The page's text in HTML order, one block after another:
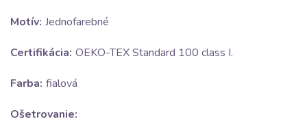
Motív: Jednofarebné
Certifikácia: OEKO-TEX Standard 100 class I.
Farba: fialová
Ošetrovanie: